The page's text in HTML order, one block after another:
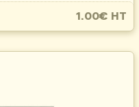
1.00€ HT